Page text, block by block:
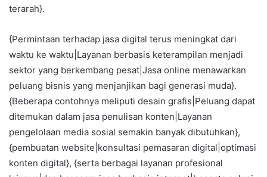
terarah}.
{Permintaan terhadap jasa digital terus meningkat dari
waktu ke waktu|Layanan berbasis keterampilan menjadi
sektor yang berkembang pesat|Jasa online menawarkan
peluang bisnis yang menjanjikan bagi generasi muda}.
{Beberapa contohnya meliputi desain grafis|Peluang dapat
ditemukan dalam jasa penulisan konten|Layanan
pengelolaan media sosial semakin banyak dibutuhkan},
{pembuatan website|konsultasi pemasaran digital|optimasi
konten digital}, {serta berbagai layanan profesional